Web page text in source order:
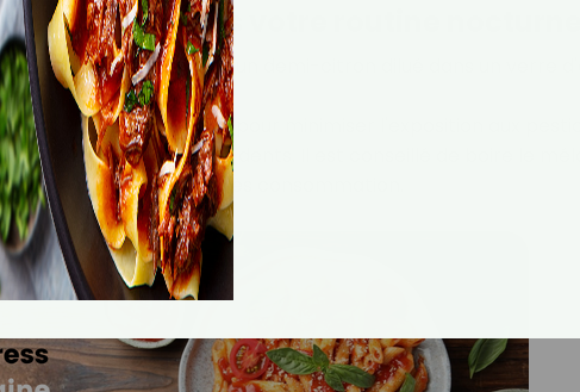
de citron dans votre routine
avec le jus d'un quart à un demi-citron dilué dans un verre
citrons bio si possible, pour minimiser l'exposition aux
peut éroder l'émail des dents. Il est conseillé de boire le
à l'eau claire après consommation.